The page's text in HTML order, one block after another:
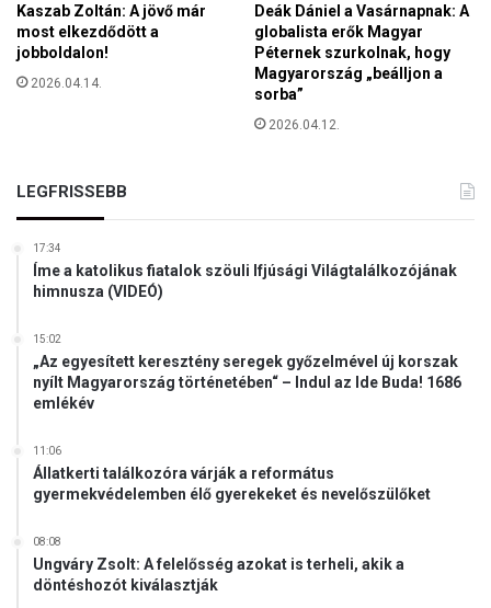
i
g
b
-
E
Kaszab Zoltán: A jövő már
most elkezdődött a
jobboldalon!
2026.04.14.
Deák Dániel a Vasárnapnak: A
globalista erők Magyar
Péternek szurkolnak, hogy
Magyarország „beálljon a
sorba”
2026.04.12.
LEGFRISSEBB
17:34
Íme a katolikus fiatalok szöuli Ifjúsági Világtalálkozójának
himnusza (VIDEÓ)
15:02
„Az egyesített keresztény seregek győzelmével új korszak
nyílt Magyarország történetében“ – Indul az Ide Buda! 1686
emlékév
11:06
Állatkerti találkozóra várják a református
gyermekvédelemben élő gyerekeket és nevelőszülőket
08:08
Ungváry Zsolt: A felelősség azokat is terheli, akik a
döntéshozót kiválasztják